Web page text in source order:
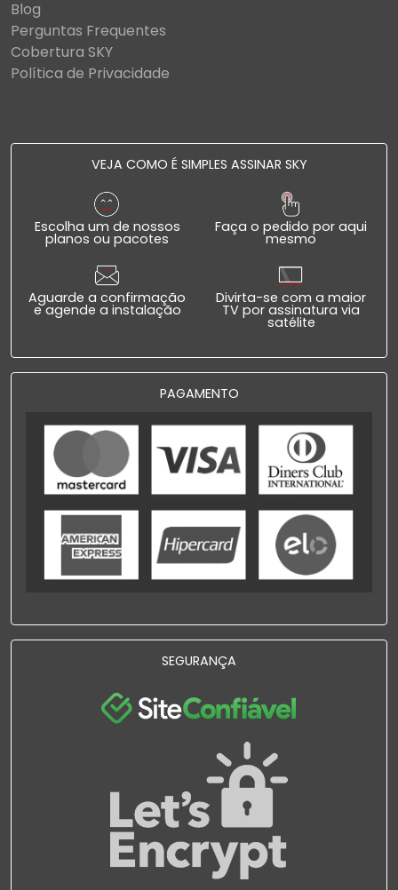
Blog
Perguntas Frequentes
Cobertura SKY
Política de Privacidade
VEJA COMO É SIMPLES ASSINAR SKY
Escolha um de nossos
planos ou pacotes
Faça o pedido por aqui
mesmo
Aguarde a confirmação
e agende a instalação
Divirta-se com a maior
TV por assinatura via
satélite
PAGAMENTO
SEGURANÇA